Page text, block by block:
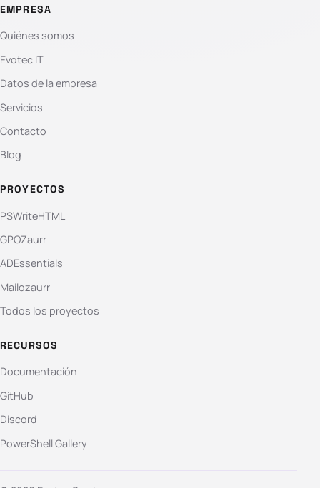
EMPRESA
Quiénes somos
Evotec IT
Datos de la empresa
Servicios
Contacto
Blog
PROYECTOS
PSWriteHTML
GPOZaurr
ADEssentials
Mailozaurr
Todos los proyectos
RECURSOS
Documentación
GitHub
Discord
PowerShell Gallery